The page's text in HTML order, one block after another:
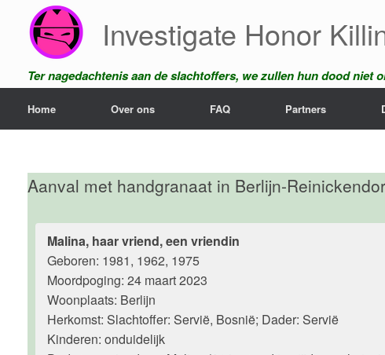
Investigate Honor
Ter nagedachtenis aan de slachtoffers, we zullen hun dood niet
Home Over ons FAQ Partners
Aanval met handgranaat in Berlijn-
Malina, haar vriend, een vriendin
Geboren: 1981, 1962, 1975
Moordpoging: 24 maart 2023
Woonplaats: Berlijn
Herkomst: Slachtoffer: Servië, Bosnië; Dader: Servië
Kinderen: onduidelijk